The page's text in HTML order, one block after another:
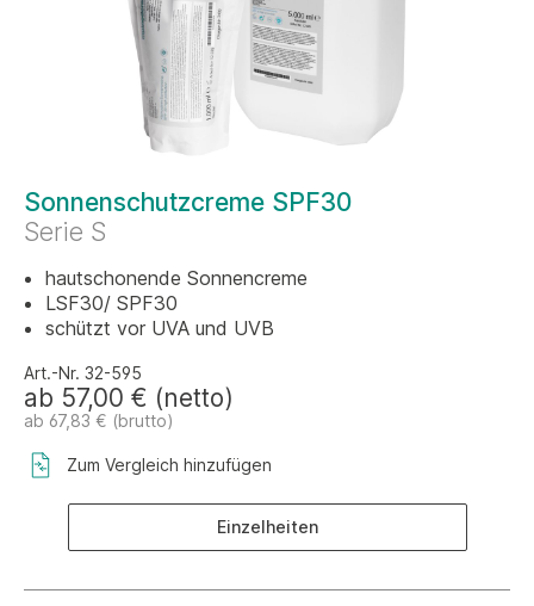
Sonnenschutzcreme SPF30
Serie S
hautschonende Sonnencreme
LSF30/ SPF30
schützt vor UVA und UVB
Art.-Nr. 32-595
ab 57,00 € (netto)
ab 67,83 € (brutto)
Zum Vergleich hinzufügen
Einzelheiten